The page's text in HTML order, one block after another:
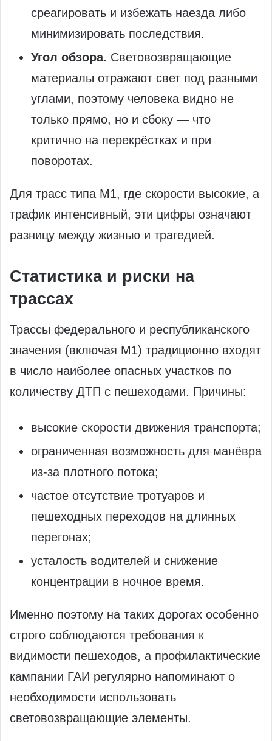
среагировать и избежать наезда либо
минимизировать последствия.
Угол обзора. Световозвращающие
материалы отражают свет под разными
углами, поэтому человека видно не
только прямо, но и сбоку — что
критично на перекрёстках и при
поворотах.
Для трасс типа М1, где скорости высокие, а
трафик интенсивный, эти цифры означают
разницу между жизнью и трагедией.
Статистика и риски на
трассах
Трассы федерального и республиканского
значения (включая М1) традиционно входят
в число наиболее опасных участков по
количеству ДТП с пешеходами. Причины:
высокие скорости движения транспорта;
ограниченная возможность для манёвра
из‑за плотного потока;
частое отсутствие тротуаров и
пешеходных переходов на длинных
перегонах;
усталость водителей и снижение
концентрации в ночное время.
Именно поэтому на таких дорогах особенно
строго соблюдаются требования к
видимости пешеходов, а профилактические
кампании ГАИ регулярно напоминают о
необходимости использовать
световозвращающие элементы.